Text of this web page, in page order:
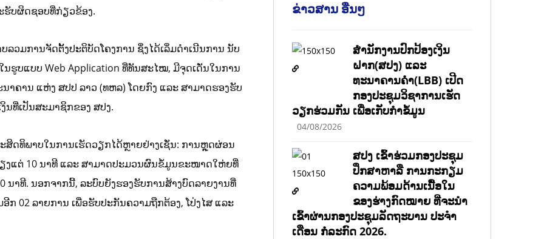
ຮັບຜິດຊອບທີ່ກ່ຽວຂ້ອງ.
ວມການຈັດຕັ້ງປະຕິບັດໂຄງການ ຊຶ່ງໄດ້ເລິ່ມດໍາເນີນການ ນັບ
ຮູບແບບ Web Application ທີ່ທັນສະໄໝ, ມີຈຸດເດັ່ນໃນການ
າຄານ ແຫ່ງ ສປປ ລາວ (ທຫລ) ໂດຍກົງ ແລະ ສາມາດຮອງຮັບ
ນທີ່ເປັນສະມາຊິກຂອງ ສປງ.
ດທິພາບໃນການເຮັດວຽກໄດ້ຫຼາຍຢ່າງເຊັ່ນ: ການຫຼຸດຜ່ອນ
ຽງແຕ່ 10 ນາທີ ແລະ ສາມາດປະມວນຜົນຂໍ້ມູນຂະໜາດໃຫ່ຍທີ່
ນາທີ. ນອກຈາກນີ້, ລະບົບຍັງຮອງຮັບການສ້າງບົດລາຍງານທີ່
ກ 02 ລາຍການ ເພື່ອຮັບປະກັນຄວາມຖືກຕ້ອງ, ໂປ່ງໄສ ແລະ
ຂ່າວສານ ອື່ນໆ
ສຳນັກງານປົກປ້ອງເງິນ
ຝາກ(ສປງ) ແລະ
ທະນາຄານຄຳ(LBB) ເປີດ
ກອງປະຊຸມວິຊາການເຮັດ
ວຽກຮ່ວມກັນ ເພື່ອເກັບກຳຂໍ້ມູນ
04/08/2026
ສປງ ເຂົ້າຮ່ວມກອງປະຊຸມ
ປຶກສາຫາລື ການກະກຽມ
ຄວາມພ້ອມດ້ານເນື້ອໃນ
ຂອງຮ່າງກົດໝາຍ ທີ່ຈະນໍາ
ເຂົ້າຜ່ານກອງປະຊຸມລັດຖະບານ ປະຈໍາ
ເດືອນ ກໍລະກົດ 2026.